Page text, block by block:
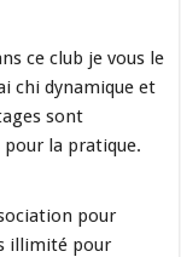
ce club je vous le
chi dynamique et
sont
la pratique.
pour
illimité pour